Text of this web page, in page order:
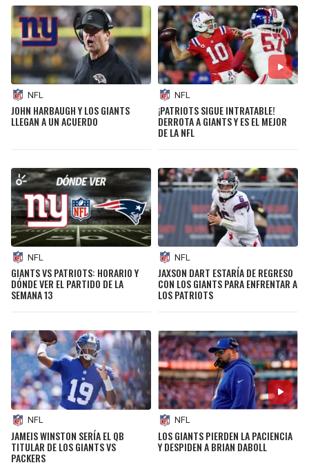
NFL
JOHN HARBAUGH Y LOS GIANTS
LLEGAN A UN ACUERDO
NFL
¡PATRIOTS SIGUE INTRATABLE!
DERROTA A GIANTS Y ES EL MEJOR
DE LA NFL
NFL
GIANTS VS PATRIOTS: HORARIO Y
DÓNDE VER EL PARTIDO DE LA
SEMANA 13
NFL
JAXSON DART ESTARÍA DE REGRESO
CON LOS GIANTS PARA ENFRENTAR A
LOS PATRIOTS
NFL
JAMEIS WINSTON SERÍA EL QB
TITULAR DE LOS GIANTS VS
PACKERS
NFL
LOS GIANTS PIERDEN LA PACIENCIA
Y DESPIDEN A BRIAN DABOLL